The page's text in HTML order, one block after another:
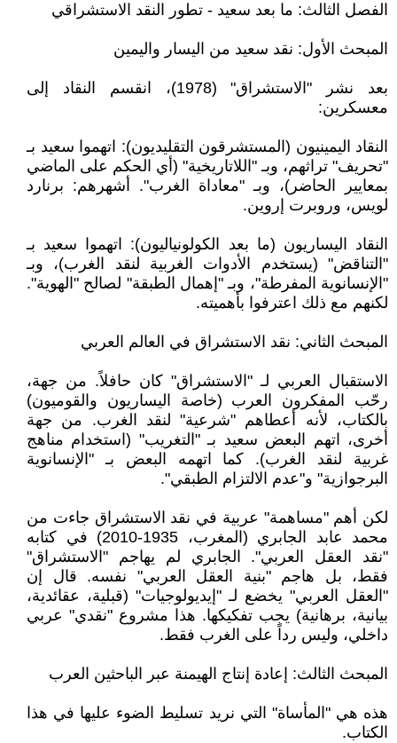
الفصل الثالث: ما بعد سعيد - تطور النقد الاستشراقي
المبحث الأول: نقد سعيد من اليسار واليمين
بعد نشر "الاستشراق" (1978)، انقسم النقاد إلى
معسكرين:
النقاد اليمينيون (المستشرقون التقليديون): اتهموا سعيد بـ
"تحريف" تراثهم، وبـ "اللاتاريخية" (أي الحكم على الماضي
بمعايير الحاضر)، وبـ "معاداة الغرب". أشهرهم: برنارد
لويس، وروبرت إروين.
النقاد اليساريون (ما بعد الكولونياليون): اتهموا سعيد بـ
"التناقض" (يستخدم الأدوات الغربية لنقد الغرب)، وبـ
"الإنسانوية المفرطة"، وبـ "إهمال الطبقة" لصالح "الهوية".
لكنهم مع ذلك اعترفوا بأهميته.
المبحث الثاني: نقد الاستشراق في العالم العربي
الاستقبال العربي لـ "الاستشراق" كان حافلاً. من جهة،
رحّب المفكرون العرب (خاصة اليساريون والقوميون)
بالكتاب، لأنه أعطاهم "شرعية" لنقد الغرب. من جهة
أخرى، اتهم البعض سعيد بـ "التغريب" (استخدام مناهج
غربية لنقد الغرب). كما اتهمه البعض بـ "الإنسانوية
البرجوازية" و"عدم الالتزام الطبقي".
لكن أهم "مساهمة" عربية في نقد الاستشراق جاءت من
محمد عابد الجابري (المغرب، 1935-2010) في كتابه
"نقد العقل العربي". الجابري لم يهاجم "الاستشراق"
فقط، بل هاجم "بنية العقل العربي" نفسه. قال إن
"العقل العربي" يخضع لـ "إيديولوجيات" (قبلية، عقائدية،
بيانية، برهانية) يجب تفكيكها. هذا مشروع "نقدي" عربي
داخلي، وليس رداً على الغرب فقط.
المبحث الثالث: إعادة إنتاج الهيمنة عبر الباحثين العرب
هذه هي "المأساة" التي نريد تسليط الضوء عليها في هذا
الكتاب.